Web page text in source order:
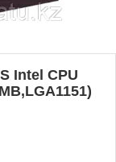
Intel CPU